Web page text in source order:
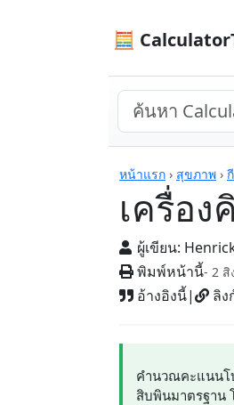
🧮
หน้าแรก › สุขภาพ ›
เครื่อ
ผู้เขียน:
พิมพ์หน้านี้- 2 สิ
อ้างอิงนี้| ลิง
เครื่องคิด
คำนวณคะแนนโ
สิบพินมาตรฐาน